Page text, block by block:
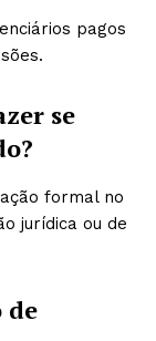
pagos
se
formal no
jurídica ou de
de